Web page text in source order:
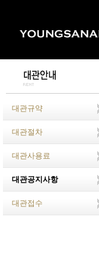
대관규약
대관절차
대관사용료
대관공지사항
대관접수